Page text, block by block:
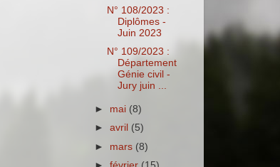
N° 108/2023 :
Diplômes -
Juin 2023
N° 109/2023 :
Département
Génie civil -
Jury juin ...
► mai (8)
►avril (5)
► mars (8)